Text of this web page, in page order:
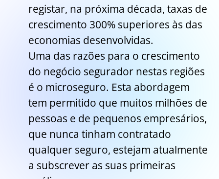
registar, na próxima década, taxas de
crescimento 300% superiores às das
economias desenvolvidas.
Uma das razões para o crescimento
do negócio segurador nestas regiões
é o microseguro. Esta abordagem
tem permitido que muitos milhões de
pessoas e de pequenos empresários,
que nunca tinham contratado
qualquer seguro, estejam atualmente
a subscrever as suas primeiras